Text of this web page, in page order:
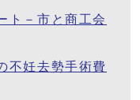
ト－市と商工会
不妊去勢手術費